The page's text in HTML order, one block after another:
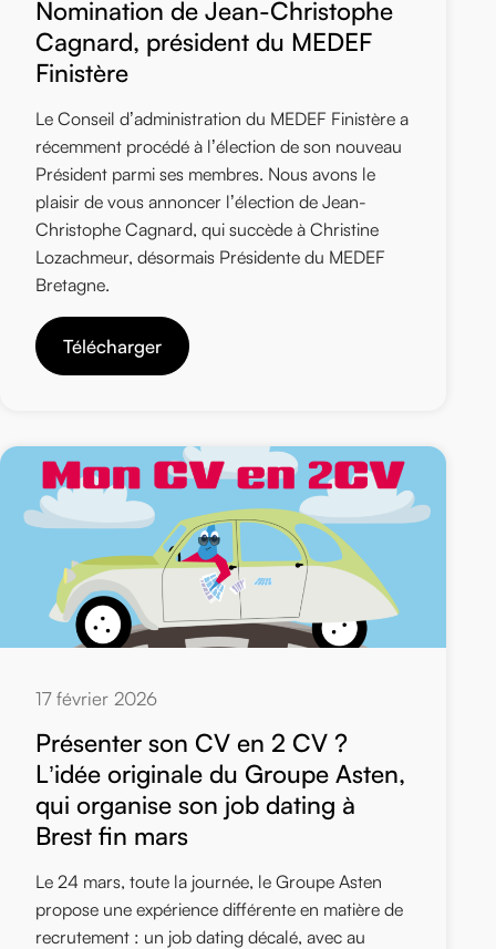
Nomination de Jean-Christophe
Cagnard, président du MEDEF
Finistère
Le Conseil d’administration du MEDEF Finistère a
récemment procédé à l’élection de son nouveau
Président parmi ses membres. Nous avons le
plaisir de vous annoncer l’élection de Jean-
Christophe Cagnard, qui succède à Christine
Lozachmeur, désormais Présidente du MEDEF
Bretagne.
Télécharger
17 février 2026
Présenter son CV en 2 CV ?
L’idée originale du Groupe Asten,
qui organise son job dating à
Brest fin mars
Le 24 mars, toute la journée, le Groupe Asten
propose une expérience différente en matière de
recrutement : un job dating décalé, avec au